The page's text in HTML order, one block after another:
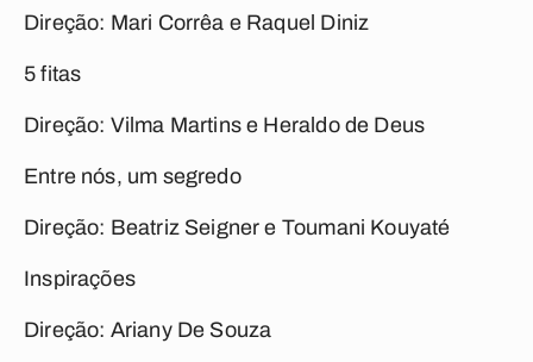
Direção: Mari Corrêa e Raquel Diniz
5 fitas
Direção: Vilma Martins e Heraldo de Deus
Entre nós, um segredo
Direção: Beatriz Seigner e Toumani Kouyaté
Inspirações
Direção: Ariany De Souza